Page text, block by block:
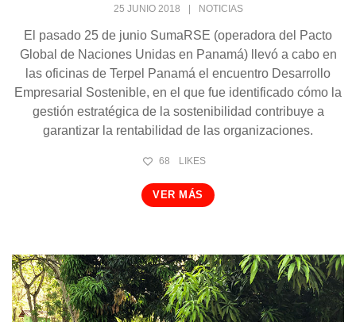
25 JUNIO 2018 NOTICIAS
El pasado 25 de junio SumaRSE (operadora del Pacto
Global de Naciones Unidas en Panamá) llevó a cabo en
las oficinas de Terpel Panamá el encuentro Desarrollo
Empresarial Sostenible, en el que fue identificado cómo la
gestión estratégica de la sostenibilidad contribuye a
garantizar la rentabilidad de las organizaciones.
68 LIKES
VER MÁS